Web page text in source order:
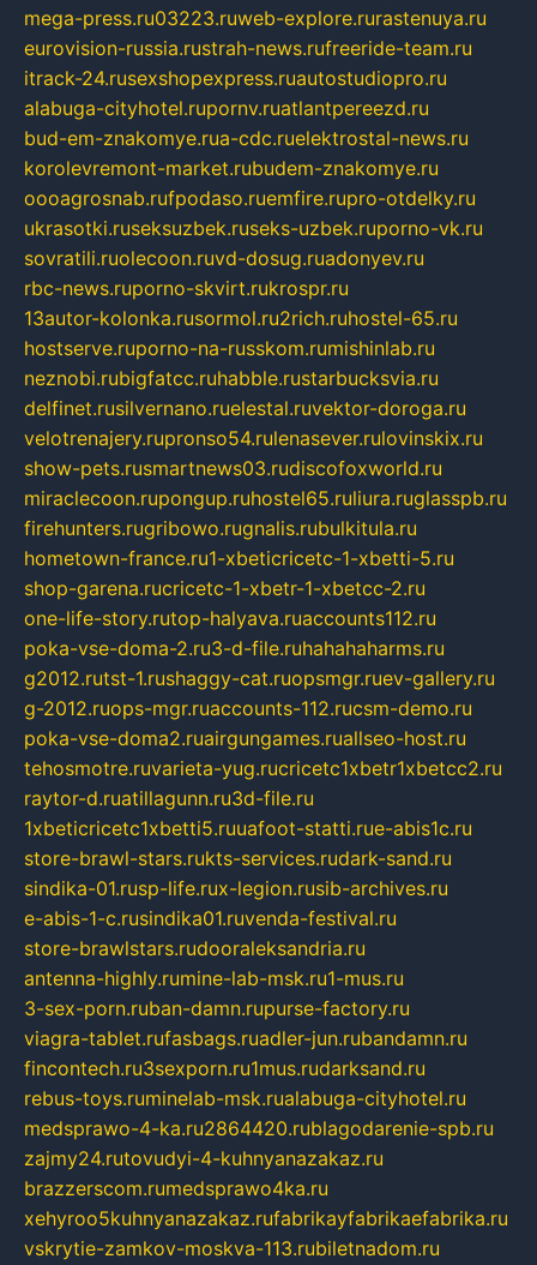
mega-press.ru03223.ruweb-explore.rurastenuya.ru
eurovision-russia.rustrah-news.rufreeride-team.ru
itrack-24.rusexshopexpress.ruautostudiopro.ru
alabuga-cityhotel.rupornv.ruatlantpereezd.ru
bud-em-znakomye.rua-cdc.ruelektrostal-news.ru
korolevremont-market.rubudem-znakomye.ru
oooagrosnab.rufpodaso.ruemfire.rupro-otdelky.ru
ukrasotki.ruseksuzbek.ruseks-uzbek.ruporno-vk.ru
sovratili.ruolecoon.ruvd-dosug.ruadonyev.ru
rbc-news.ruporno-skvirt.rukrospr.ru
13autor-kolonka.rusormol.ru2rich.ruhostel-65.ru
hostserve.ruporno-na-russkom.rumishinlab.ru
neznobi.rubigfatcc.ruhabble.rustarbucksvia.ru
delfinet.rusilvernano.ruelestal.ruvektor-doroga.ru
velotrenajery.rupronso54.rulenasever.rulovinskix.ru
show-pets.rusmartnews03.rudiscofoxworld.ru
miraclecoon.rupongup.ruhostel65.ruliura.ruglasspb.ru
firehunters.rugribowo.rugnalis.rubulkitula.ru
hometown-france.ru1-xbeticricetc-1-xbetti-5.ru
shop-garena.rucricetc-1-xbetr-1-xbetcc-2.ru
one-life-story.rutop-halyava.ruaccounts112.ru
poka-vse-doma-2.ru3-d-file.ruhahahaharms.ru
g2012.rutst-1.rushaggy-cat.ruopsmgr.ruev-gallery.ru
g-2012.ruops-mgr.ruaccounts-112.rucsm-demo.ru
poka-vse-doma2.ruairgungames.ruallseo-host.ru
tehosmotre.ruvarieta-yug.rucricetc1xbetr1xbetcc2.ru
raytor-d.ruatillagunn.ru3d-file.ru
1xbeticricetc1xbetti5.ruuafoot-statti.rue-abis1c.ru
store-brawl-stars.rukts-services.rudark-sand.ru
sindika-01.rusp-life.rux-legion.rusib-archives.ru
e-abis-1-c.rusindika01.ruvenda-festival.ru
store-brawlstars.rudooraleksandria.ru
antenna-highly.rumine-lab-msk.ru1-mus.ru
3-sex-porn.ruban-damn.rupurse-factory.ru
viagra-tablet.rufasbags.ruadler-jun.rubandamn.ru
fincontech.ru3sexporn.ru1mus.rudarksand.ru
rebus-toys.ruminelab-msk.rualabuga-cityhotel.ru
medsprawo-4-ka.ru2864420.rublagodarenie-spb.ru
zajmy24.rutovudyi-4-kuhnyanazakaz.ru
brazzerscom.rumedsprawo4ka.ru
xehyroo5kuhnyanazakaz.rufabrikayfabrikaefabrika.ru
vskrytie-zamkov-moskva-113.rubiletnadom.ru